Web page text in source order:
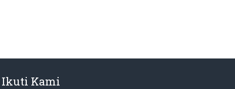
Ikuti Kami